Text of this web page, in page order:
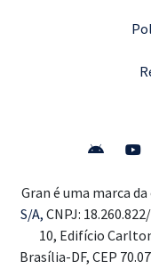
Gran é uma marca
S/A, CNPJ:
10, Edifício
Brasília-DF, CEP